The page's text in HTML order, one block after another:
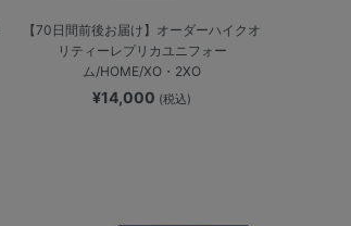
【70日間前後お届け】オーダーハイクオ
リティーレプリカユニフォー
ム/HOME/XO・2XO
¥14,000 (税込)